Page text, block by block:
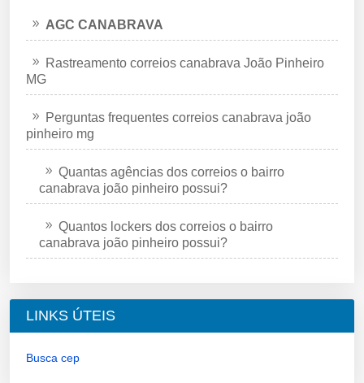
AGC CANABRAVA
Rastreamento correios canabrava João Pinheiro
MG
Perguntas frequentes correios canabrava joão
pinheiro mg
Quantas agências dos correios o bairro
canabrava joão pinheiro possui?
Quantos lockers dos correios o bairro
canabrava joão pinheiro possui?
LINKS ÚTEIS
Busca cep